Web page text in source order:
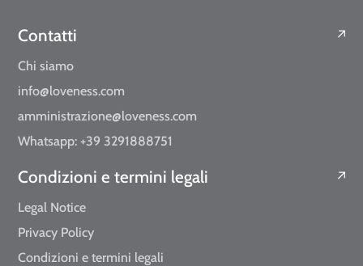
Contatti
Chi siamo
info@loveness.com
amministrazione@loveness.com
Whatsapp: +39 3291888751
Condizioni e termini legali
Legal Notice
Privacy Policy
Condizioni e termini legali